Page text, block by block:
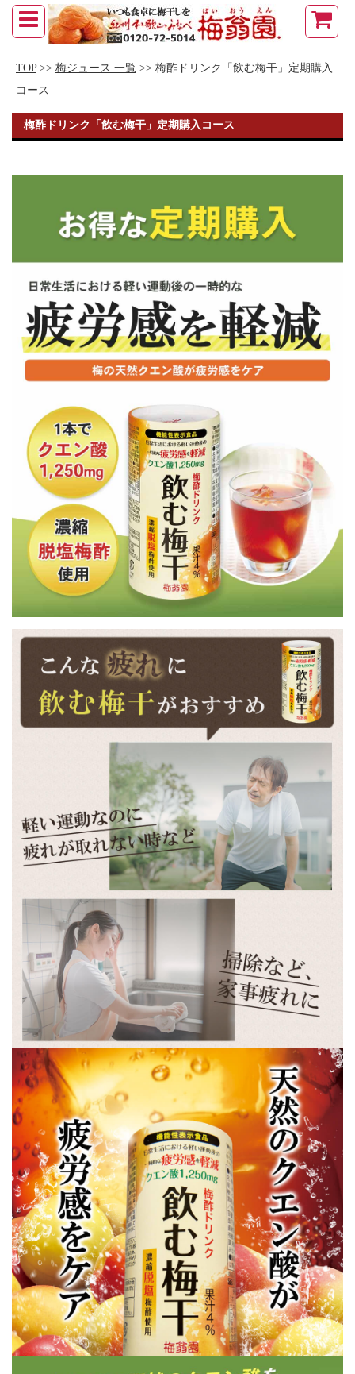
TOP>> 梅ジュース 一覧 >> 梅酢ドリンク「飲む梅干」定期購入
コース
梅酢ドリンク「飲む梅干」定期購入コース